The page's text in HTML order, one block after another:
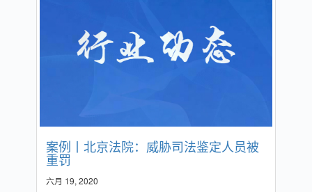
案例丨北京法院：威胁司法鉴定人员被
重罚
六月 19, 2020